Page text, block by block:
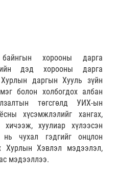
хорооны дарга
дэд хорооны дарга
даргын Хууль зүйн
болон холбогдох албан
төгсгөлд УИХ-ын
хүсэмжлэлийг хангах,
хуулиар хүлээсэн
чухал гэдгийг онцлон
Хурлын Хэвлэл мэдээлэл,
мэдээллээ.